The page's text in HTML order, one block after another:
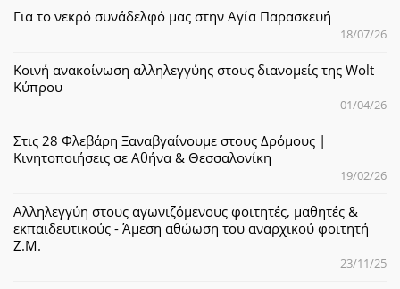
Για το νεκρό συνάδελφό μας στην Αγία Παρασκευή
18/07/26
Κοινή ανακοίνωση αλληλεγγύης στους διανομείς της Wolt
Κύπρου
01/04/26
Στις 28 Φλεβάρη Ξαναβγαίνουμε στους Δρόμους |
Κινητοποιήσεις σε Αθήνα & Θεσσαλονίκη
19/02/26
Αλληλεγγύη στους αγωνιζόμενους φοιτητές, μαθητές &
εκπαιδευτικούς - Άμεση αθώωση του αναρχικού φοιτητή
Ζ.Μ.
23/11/25